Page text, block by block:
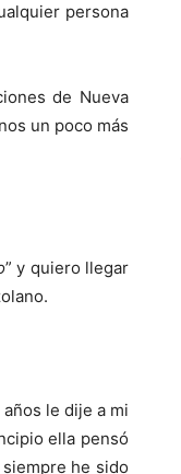
persona
de Nueva
un poco más
” y quiero llegar
le dije a mi
ella pensó
he sido